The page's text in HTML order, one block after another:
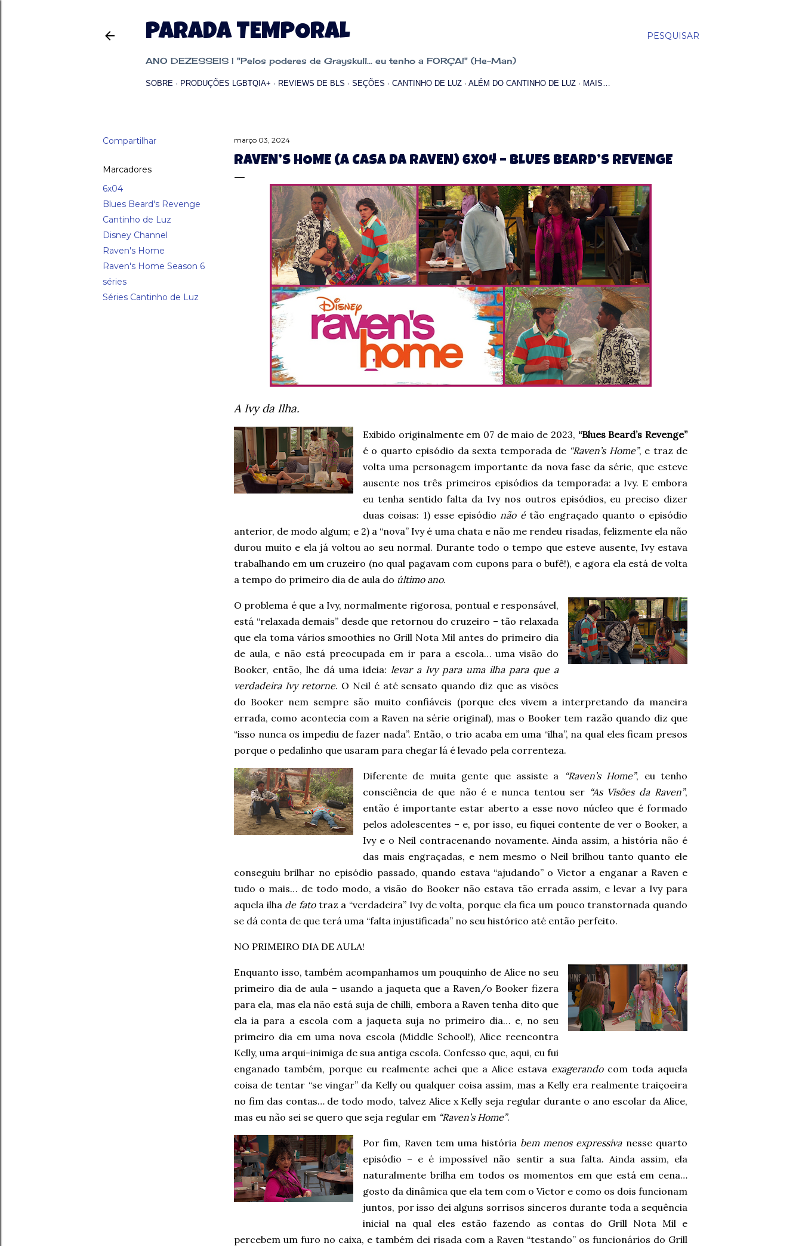
PESQUISAR
PARADA TEMPORAL
ANO DEZESSEIS | "Pelos poderes de Grayskull... eu tenho a FORÇA!" (He-Man)
SOBRE PRODUÇÕES LGBTQIA+ REVIEWS DE BLS SEÇÕES CANTINHO DE LUZ ALÉM DO CANTINHO DE LUZ MAIS…
Compartilhar
Marcadores
6x04
Blues Beard's Revenge
Cantinho de Luz
Disney Channel
Raven's Home
Raven's Home Season 6
séries
Séries Cantinho de Luz
março 03, 2024
RAVEN’S HOME (A CASA DA RAVEN) 6X04 – BLUES BEARD’S REVENGE
A Ivy da Ilha.
Exibido originalmente em 07 de maio de 2023, “Blues Beard’s Revenge”
é o quarto episódio da sexta temporada de “Raven’s Home”, e traz de
volta uma personagem importante da nova fase da série, que esteve
ausente nos três primeiros episódios da temporada: a Ivy. E embora
eu tenha sentido falta da Ivy nos outros episódios, eu preciso dizer
duas coisas: 1) esse episódionão é tão engraçado quanto o episódio
anterior, de modo algum; e 2) a “nova” Ivy é uma chata e não me rendeu risadas, felizmente ela não
durou muito e ela já voltou ao seu normal. Durante todo o tempo que esteve ausente, Ivy estava
trabalhando em um cruzeiro (no qual pagavam com cupons para o bufê!), e agora ela está de volta
a tempo do primeiro dia de aula do último ano.
O problema é que a Ivy, normalmente rigorosa, pontual e responsável,
está “relaxada demais” desde que retornou do cruzeiro – tão relaxada
que ela toma vários smoothies no Grill Nota Mil antes do primeiro dia
de aula, e não está preocupada em ir para a escola… uma visão do
Booker, então, lhe dá uma ideia: levar a Ivy para uma ilha para que a
verdadeira Ivy retorne. O Neil é até sensato quando diz que as visões
do Booker nem sempre são muito confiáveis (porque eles vivem a interpretando da maneira
errada, como acontecia com a Raven na série original), mas o Booker tem razão quando diz que
“isso nunca os impediu de fazer nada”. Então, o trio acaba em uma “ilha”, na qual eles ficam presos
porque o pedalinho que usaram para chegar lá é levado pela correnteza.
Diferente de muita gente que assiste a “Raven’s Home”, eu tenho
consciência de que não é e nunca tentou ser “As Visões da Raven”,
então é importante estar aberto a esse novo núcleo que é formado
pelos adolescentes – e, por isso, eu fiquei contente de ver o Booker, a
Ivy e o Neil contracenando novamente. Ainda assim, a história não é
das mais engraçadas, e nem mesmo o Neil brilhou tanto quanto ele
conseguiu brilhar no episódio passado, quando estava “ajudando” o Victor a enganar a Raven e
tudo o mais… de todo modo, a visão do Booker não estava tão errada assim, e levar a Ivy para
aquela ilha de fatotraz a “verdadeira” Ivy de volta, porque ela fica um pouco transtornada quando
se dá conta de que terá uma “falta injustificada” no seu histórico até então perfeito.
NO PRIMEIRO DIA DE AULA!
Enquanto isso, também acompanhamos um pouquinho de Alice no seu
primeiro dia de aula – usando a jaqueta que a Raven/o Booker fizera
para ela, mas ela não está suja de chilli, embora a Raven tenha dito que
ela ia para a escola com a jaqueta suja no primeiro dia… e, no seu
primeiro dia em uma nova escola (Middle School!), Alice reencontra
Kelly, uma arqui-inimiga de sua antiga escola. Confesso que, aqui, eu fui
enganado também, porque eu realmente achei que a Alice estava exagerandocom toda aquela
coisa de tentar “se vingar” da Kelly ou qualquer coisa assim, mas a Kelly era realmente traiçoeira
no fim das contas… de todo modo, talvez Alice x Kelly seja regular durante o ano escolar da Alice,
mas eu não sei se quero que seja regular em “Raven’s Home”.
Por fim, Raven tem uma história bem menos expressivanesse quarto
episódio – e é impossível não sentir a sua falta. Ainda assim, ela
naturalmente brilha em todos os momentos em que está em cena…
gosto da dinâmica que ela tem com o Victor e como os dois funcionam
juntos, por isso dei alguns sorrisos sinceros durante toda a sequência
inicial na qual eles estão fazendo as contas do Grill Nota Mil e
percebem um furo no caixa, e também dei risada com a Raven “testando” os funcionários do Grill